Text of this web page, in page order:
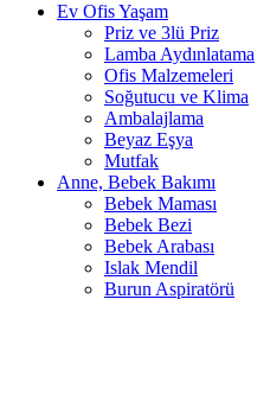
Ev Ofis Yaşam
Priz ve 3lü Priz
Lamba Aydınlatama
Ofis Malzemeleri
Soğutucu ve Klima
Ambalajlama
Beyaz Eşya
Mutfak
Anne, Bebek Bakımı
Bebek Maması
Bebek Bezi
Bebek Arabası
Islak Mendil
Burun Aspiratörü